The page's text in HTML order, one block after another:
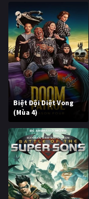
Biệt Đội Diệt Vong
(Mùa 4)